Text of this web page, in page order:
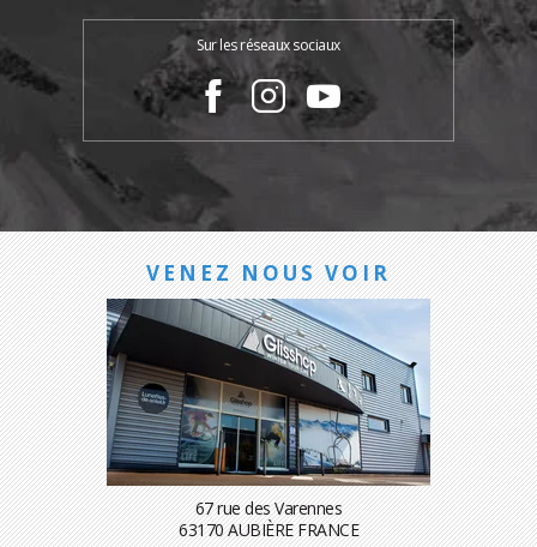
Sur les réseaux sociaux
VENEZ NOUS VOIR
67 rue des Varennes
63170 AUBIÈRE FRANCE